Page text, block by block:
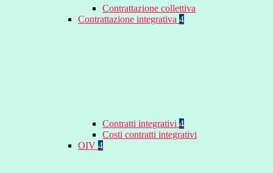
Contrattazione collettiva
Contrattazione integrativa 4
Contratti integrativi 4
Costi contratti integrativi
OIV 4